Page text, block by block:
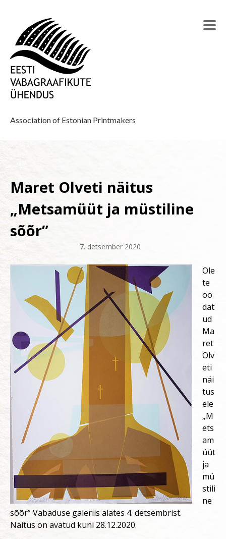
Association of Estonian Printmakers
Maret Olveti näitus
„Metsamüüt ja müstiline
sõõr”
7. detsember 2020
Ole
te
oo
dat
ud
Ma
ret
Olv
eti
näi
tus
ele
„M
ets
am
üüt
ja
mü
stili
ne
sõõr” Vabaduse galeriis alates 4. detsembrist.
Näitus on avatud kuni 28.12.2020.